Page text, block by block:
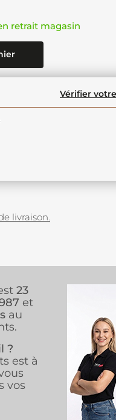
retrait magasin
Vérifier
livraison.
23
et
au
?
est à
vos